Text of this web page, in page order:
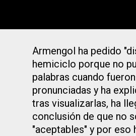
Armengol ha pedido
hemiciclo porque no
palabras cuando fueron
pronunciadas y ha
tras visualizarlas, ha
conclusión de que no
"aceptables" y por eso